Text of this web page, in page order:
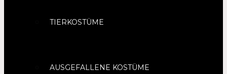
TIERKOSTÜME
AUSGEFALLENE KOSTÜME